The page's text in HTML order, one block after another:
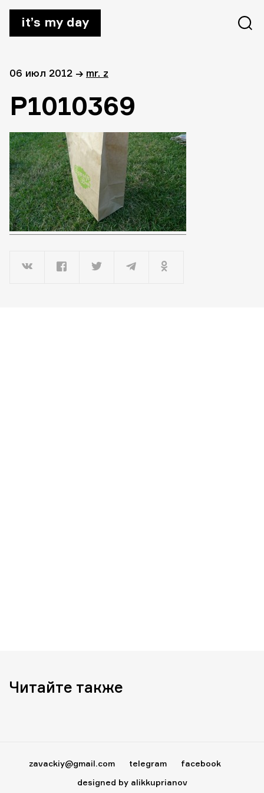
it’s my day
06 июл 2012 → mr. z
P1010369
Читайте также
zavackiy@gmail.com telegram
facebook
designed by alikkuprianov